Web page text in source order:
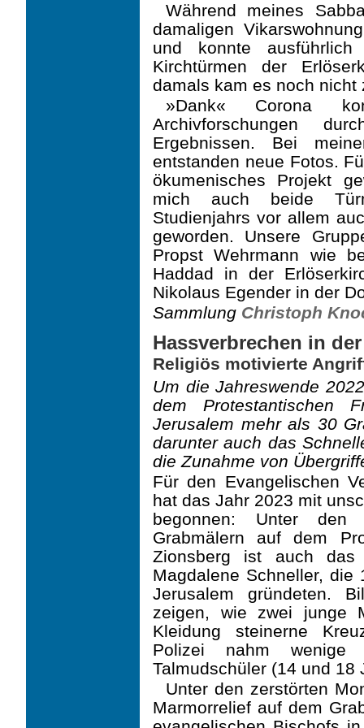
Während meines
damaligen
und konnte
Kirchtürmen der
damals kam es noch nicht
»Dank« Corona
Archivforschungen
Ergebnissen. Bei
entstanden neue Fotos.
ökumenisches Projekt
mich auch beide
Studienjahrs vor allem
geworden. Unsere
Propst Wehrmann wie
Haddad in der
Nikolaus Egender in der
Sammlung Christoph
Hassverbrechen in
Religiös motivierte
Um die Jahreswende
dem Protestantischen
Jerusalem mehr als 30
darunter auch das
die Zunahme von
Für den Evangelischen
hat das Jahr 2023 mit
begonnen: Unter den
Grabmälern auf dem
Zionsberg ist auch
Magdalene Schneller, die
Jerusalem gründeten.
zeigen, wie zwei junge
Kleidung steinerne
Polizei nahm wenige
Talmudschüler (14 und 18
Unter den zerstörten
Marmorrelief auf dem